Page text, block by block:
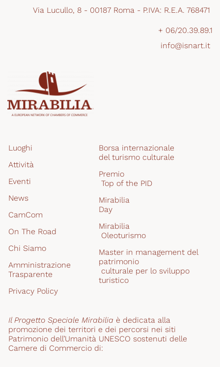
Via Lucullo, 8 - 00187 Roma - P.IVA: R.E.A. 768471
+ 06/20.39.89.1
info@isnart.it
Luoghi
Attività
Eventi
News
CamCom
On The Road
Chi Siamo
Amministrazione
Trasparente
Privacy Policy
Borsa internazionale
del turismo culturale
Premio
Top of the PID
Mirabilia
Day
Mirabilia
Oleoturismo
Master in management del
patrimonio
turistico
Il Progetto Speciale Mirabilia è dedicata alla
promozione dei territori e dei percorsi nei siti
Patrimonio dell’Umanità UNESCO sostenuti delle
Camere di Commercio di: